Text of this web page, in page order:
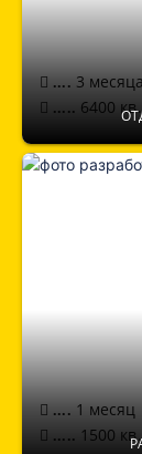
.... 3 месяца
..... 6400
.... 1 месяц
..... 1500